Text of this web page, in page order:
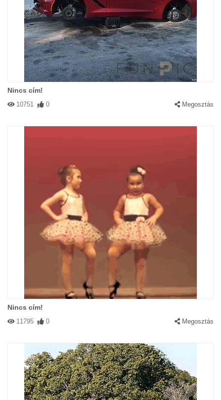
Nincs cím!
10751 0 Megosztás
Nincs cím!
11795 0 Megosztás